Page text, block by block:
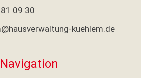
09 30
kuehlem.de
Navigation